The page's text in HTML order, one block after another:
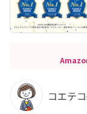
コエテ